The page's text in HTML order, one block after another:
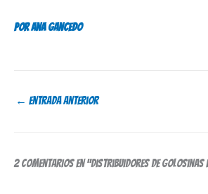
Por Ana Gancedo
← Entrada anterior
2 comentarios en “Distribuidores de Golosinas